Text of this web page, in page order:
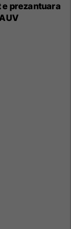
prezantuara